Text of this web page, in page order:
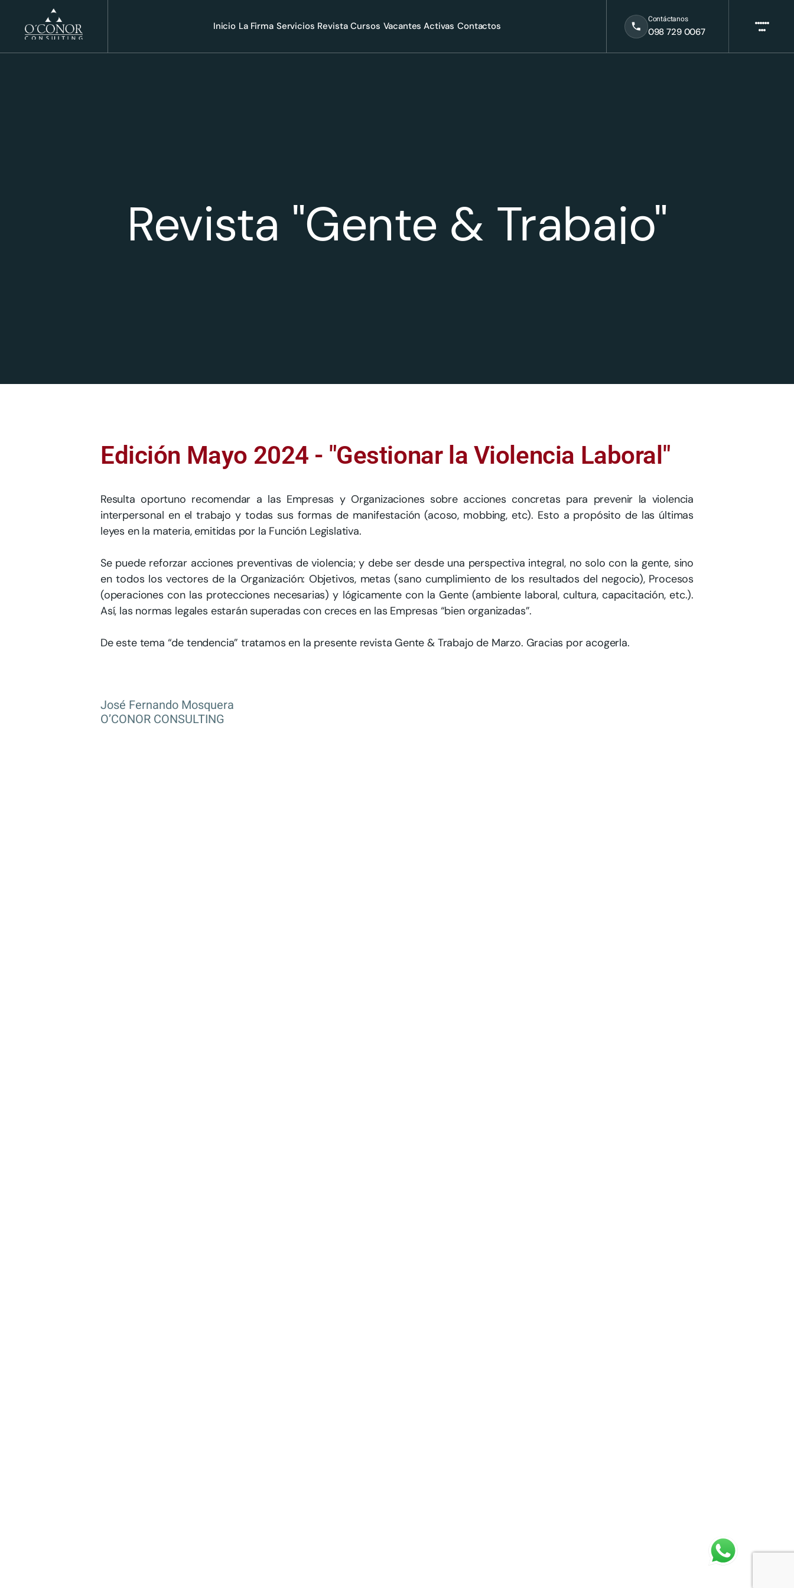
Inicio La Firma Servicios Revista Cursos Vacantes Activas Contactos 098 729 0067
Contáctanos
Revista "Gente & Trabajo"
Edición Mayo 2024 - "Gestionar la Violencia Laboral"
Resulta oportuno recomendar a las Empresas y Organizaciones sobre acciones concretas para prevenir la violencia
interpersonal en el trabajo y todas sus formas de manifestación (acoso, mobbing, etc). Esto a propósito de las últimas
leyes en la materia, emitidas por la Función Legislativa.
Se puede reforzar acciones preventivas de violencia; y debe ser desde una perspectiva integral, no solo con la gente, sino
en todos los vectores de la Organización: Objetivos, metas (sano cumplimiento de los resultados del negocio), Procesos
(operaciones con las protecciones necesarias) y lógicamente con la Gente (ambiente laboral, cultura, capacitación, etc.).
Así, las normas legales estarán superadas con creces en las Empresas “bien organizadas”.
De este tema “de tendencia” tratamos en la presente revista Gente & Trabajo de Marzo. Gracias por acogerla.
José Fernando Mosquera
O’CONOR CONSULTING